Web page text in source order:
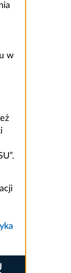
w